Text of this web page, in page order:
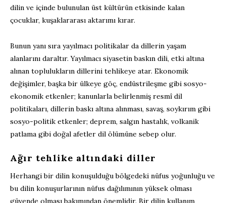
dilin ve içinde bulunulan üst kültürün etkisinde kalan
çocuklar, kuşaklararası aktarımı kırar.
Bunun yanı sıra yayılmacı politikalar da dillerin yaşam
alanlarını daraltır. Yayılmacı siyasetin baskın dili, etki altına
alınan toplulukların dillerini tehlikeye atar. Ekonomik
değişimler, başka bir ülkeye göç, endüstrileşme gibi sosyo-
ekonomik etkenler; kanunlarla belirlenmiş resmî dil
politikaları, dillerin baskı altına alınması, savaş, soykırım gibi
sosyo-politik etkenler; deprem, salgın hastalık, volkanik
patlama gibi doğal afetler dil ölümüne sebep olur.
Ağır tehlike altındaki diller
Herhangi bir dilin konuşulduğu bölgedeki nüfus yoğunluğu ve
bu dilin konuşurlarının nüfus dağılımının yüksek olması
güvende olması bakımından önemlidir. Bir dilin kullanım